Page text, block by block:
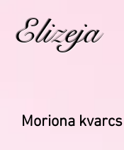
Elizeja
Moriona kvarcs